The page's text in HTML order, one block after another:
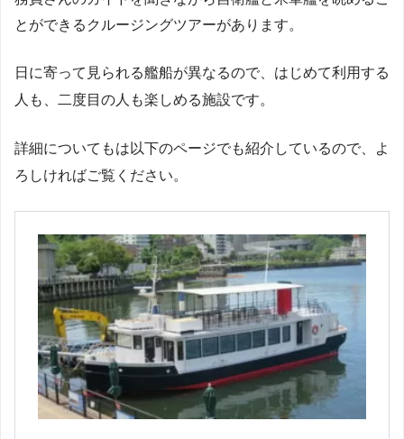
とができるクルージングツアーがあります。
日に寄って見られる艦船が異なるので、はじめて利用する
人も、二度目の人も楽しめる施設です。
詳細についてもは以下のページでも紹介しているので、よ
ろしければご覧ください。